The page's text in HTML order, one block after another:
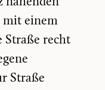
mit einem
Straße recht
Straße